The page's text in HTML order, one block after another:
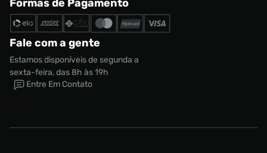
Formas de Pagamento
Fale com a gente
Estamos disponíveis de segunda a
sexta-feira, das 8h às 19h
Entre Em Contato